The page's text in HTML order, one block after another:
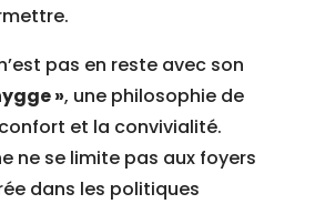
pas en reste avec son
», une philosophie de
et la convivialité.
ne se limite pas aux foyers
dans les politiques